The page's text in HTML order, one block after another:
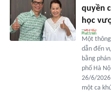
quyền
học
Một thông
dẫn đến
bằng
phố Hà
26/6/
một ca